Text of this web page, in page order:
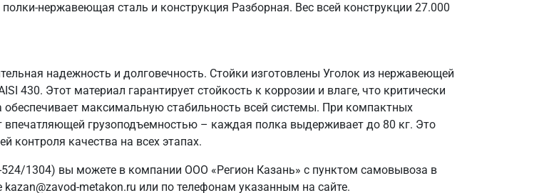
нержавеющая сталь и конструкция Разборная. Вес всей конструкции 27.000
надежность и долговечность. Стойки изготовлены Уголок из нержавеющей
430. Этот материал гарантирует стойкость к коррозии и влаге, что критически
максимальную стабильность всей системы. При компактных
впечатляющей грузоподъемностью – каждая полка выдерживает до 80 кг. Это
контроля качества на всех этапах.
1304) вы можете в компании ООО «Регион Казань» с пунктом самовывоза в
metakon.ru или по телефонам указанным на сайте.